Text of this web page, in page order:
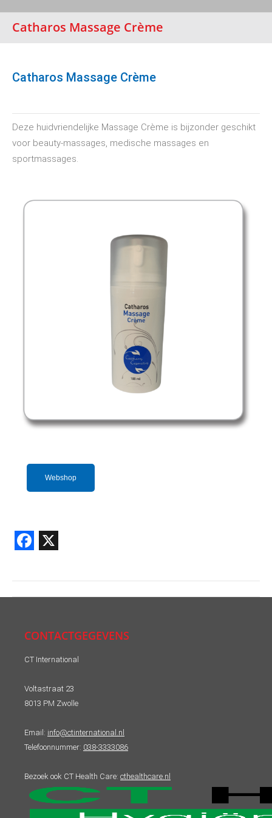
Catharos Massage Crème
Catharos Massage Crème
Deze huidvriendelijke Massage Crème is bijzonder geschikt
voor beauty-massages, medische massages en
sportmassages.
Webshop
CONTACTGEGEVENS
CT International
Voltastraat 23
8013 PM Zwolle
Email: info@ctinternational.nl
Telefoonnummer: 038-3333086
Bezoek ook CT Health Care: cthealthcare.nl